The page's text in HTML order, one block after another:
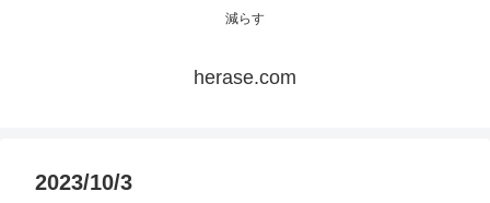
減らす
herase.com
2023/10/3